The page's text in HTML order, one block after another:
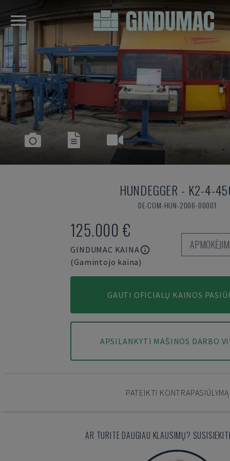
HUNDEGGER - K2-4-
DE-COM-HUN-2006-00001
125.000 €
GINDUMAC KAINA
(Gamintojo kaina)
GAUTI OFICIALŲ KAINOS
APSILANKYTI MAŠINOS DARBO
PATEIKTI KONTRAPASIŪLYMĄ
AR TURITE DAUGIAU KLAUSIMŲ?